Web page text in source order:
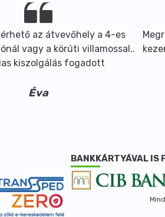
az átvevőhely a 4-es
vagy a körúti villamossal..
kiszolgálás fogadott
Éva
BANKKÁRTYÁVAL IS